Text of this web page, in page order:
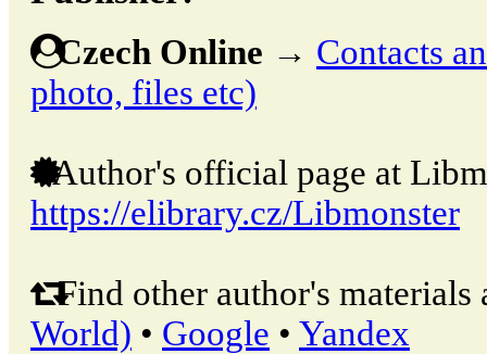
Czech Online → Contacts
photo, files etc)
Author's official page at
https://elibrary.cz/Libmonster
Find other author's materials
World) • Google • Yandex